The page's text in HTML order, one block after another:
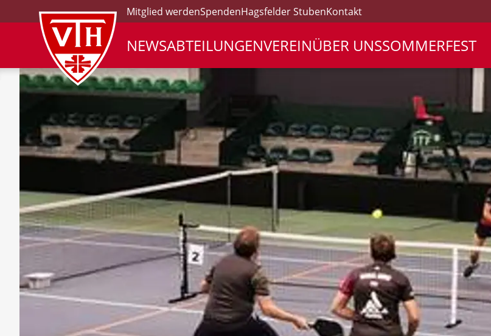
VTH Logo
Mitglied werdenSpendenHagsfelder StubenKontakt
NEWSABTEILUNGENVEREINÜBER UNSSOMMERFEST